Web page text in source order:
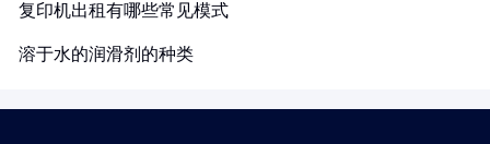
复印机出租有哪些常见模式
溶于水的润滑剂的种类